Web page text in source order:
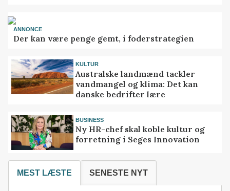
ANNONCE
Der kan være penge gemt, i foderstrategien
KULTUR
Australske landmænd tackler
vandmangel og klima: Det kan
danske bedrifter lære
BUSINESS
Ny HR-chef skal koble kultur og
forretning i Seges Innovation
MEST LÆSTE SENESTE NYT